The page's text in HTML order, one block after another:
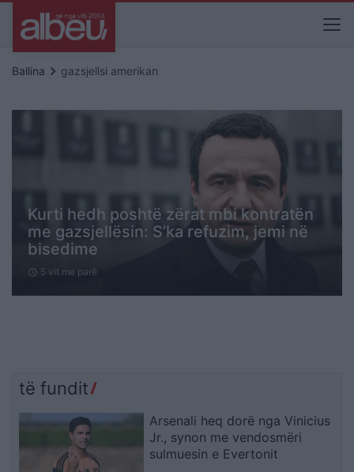
Ballina keyboard_arrow_right gazsjellsi amerikan
Kurti hedh poshtë zërat mbi kontratën
me gazsjellësin: S’ka refuzim, jemi në
bisedime
schedule 5 vit me parë
të fundit
Arsenali heq dorë nga Vinicius
Jr., synon me vendosmëri
sulmuesin e Evertonit